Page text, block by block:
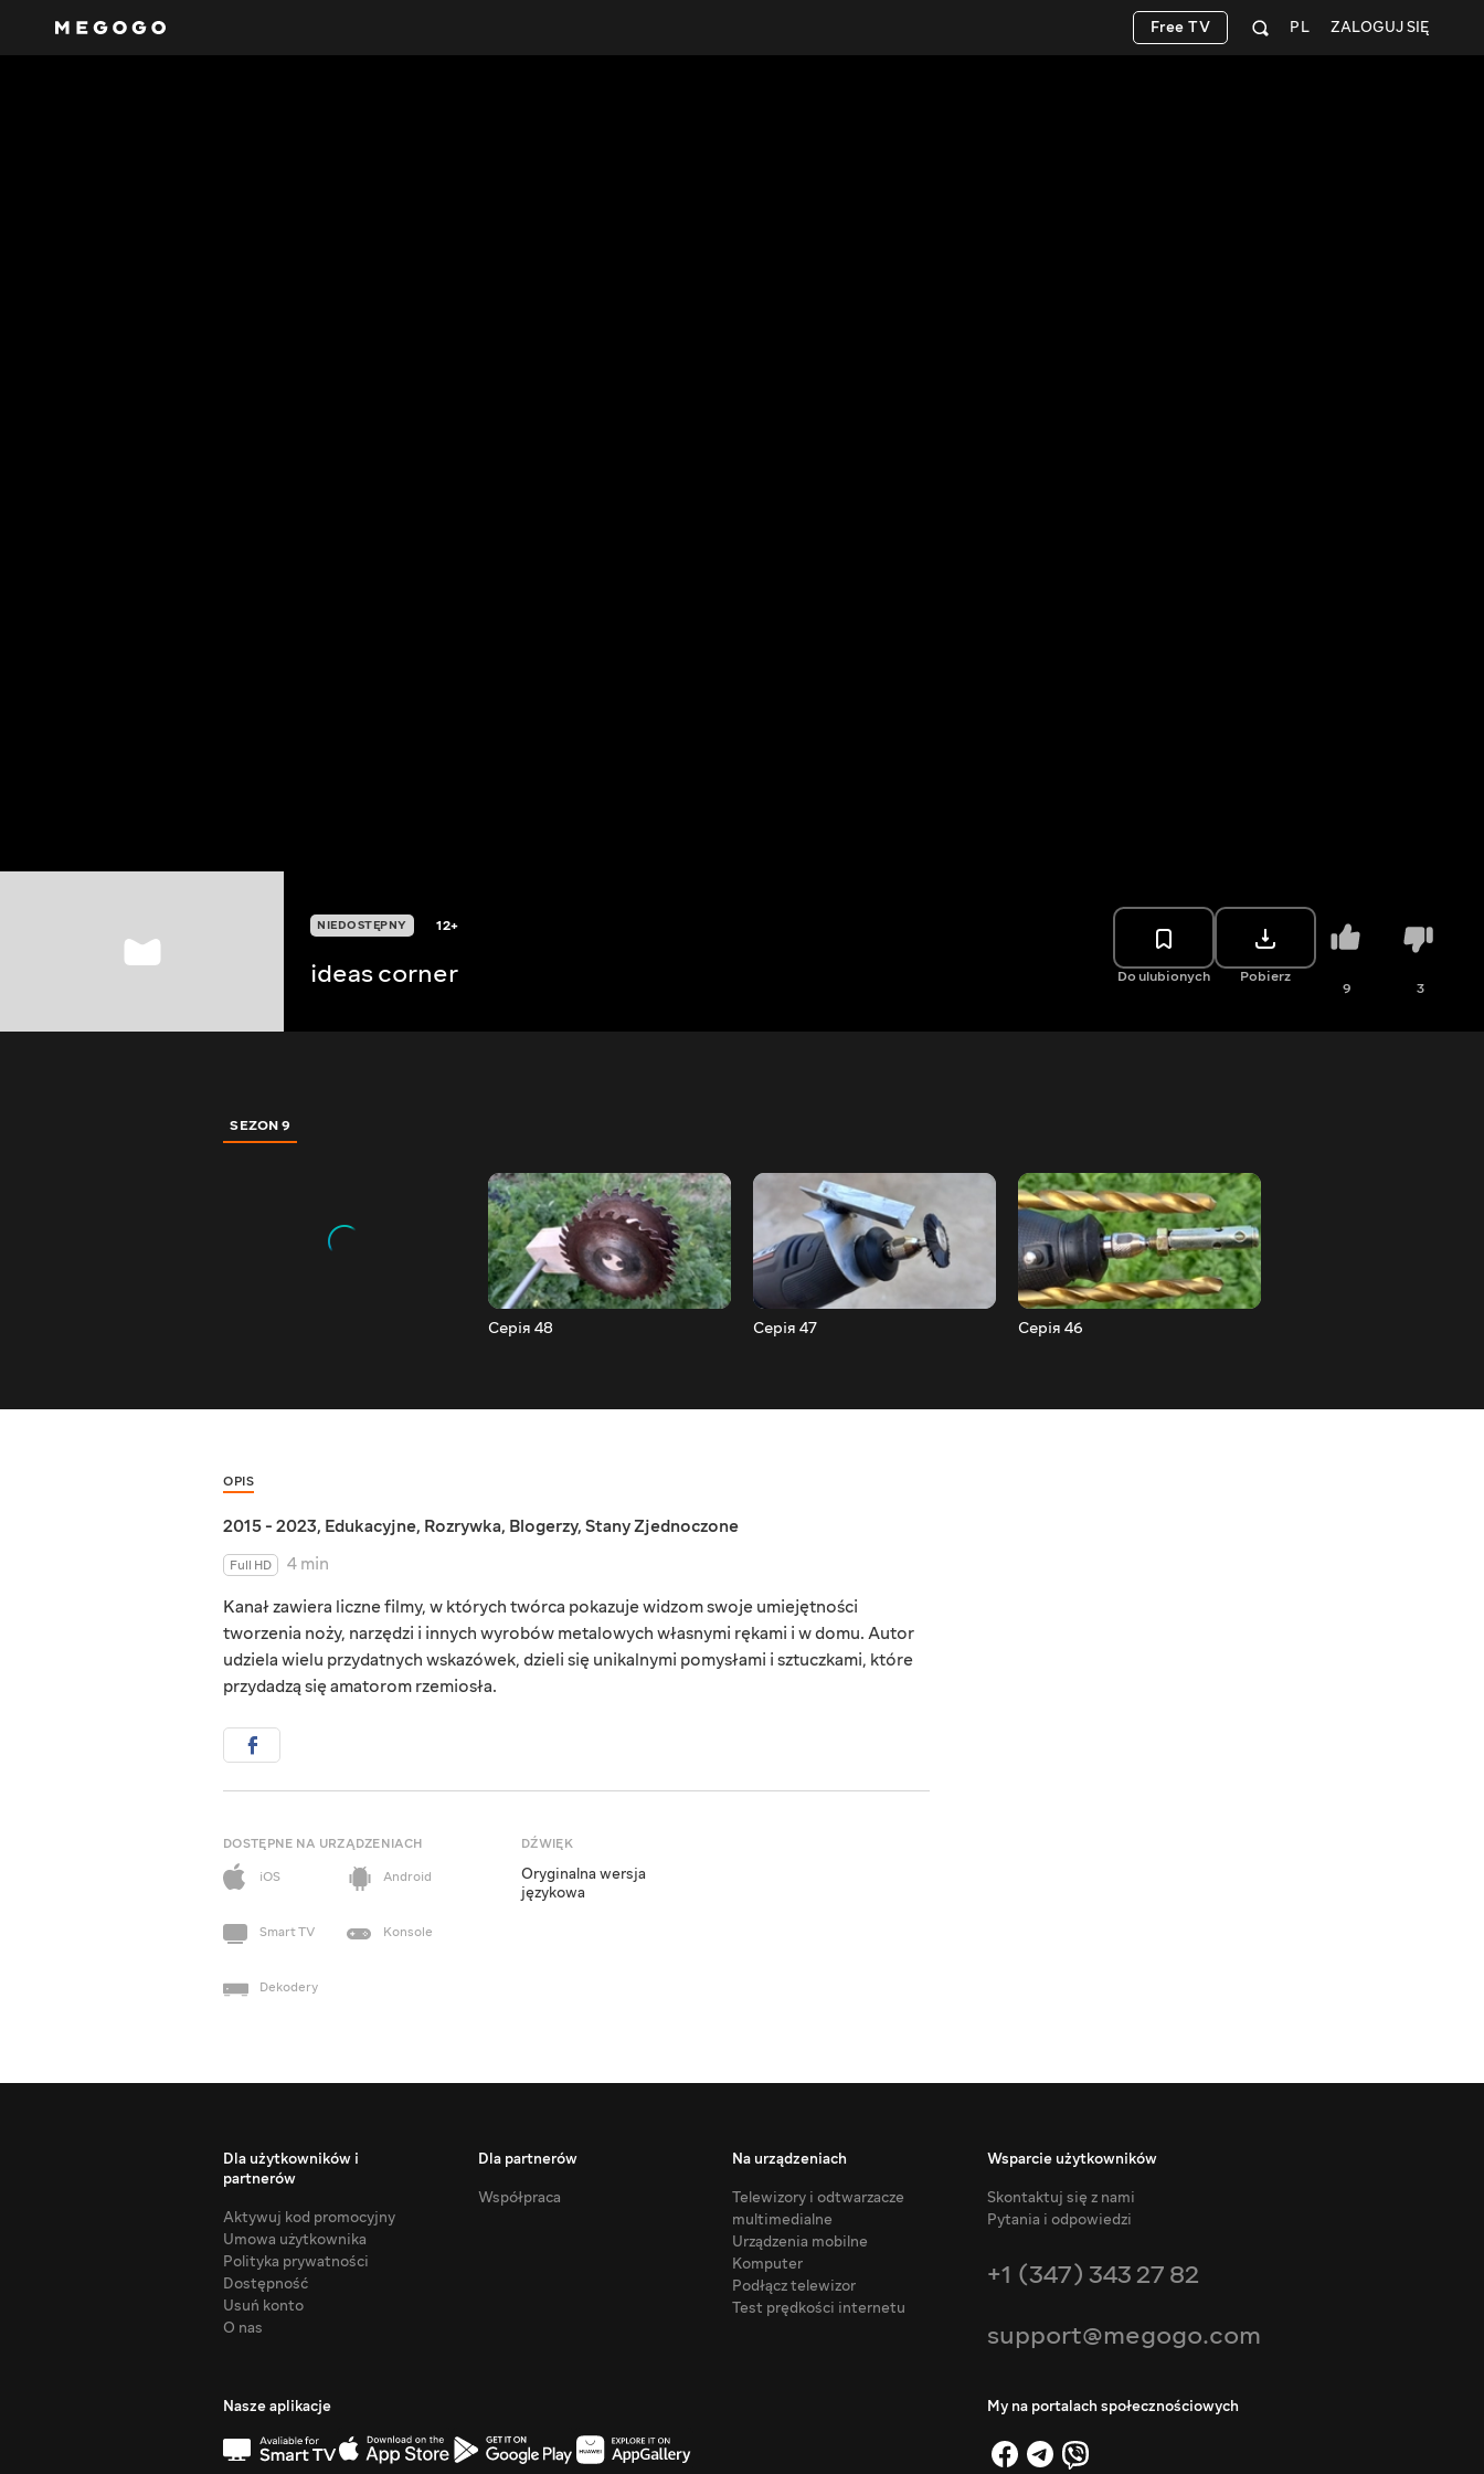
ZALOGUJ SIĘ
PL
Free TV
NIEDOSTĘPNY 12+
ideas corner Do ulubionych Pobierz
9 3
SEZON 9
Серія 48 Серія 47 Серія 46
OPIS
2015 - 2023, Edukacyjne, Rozrywka, Blogerzy, Stany Zjednoczone
Full HD
4 min
Kanał zawiera liczne filmy, w których twórca pokazuje widzom swoje umiejętności
tworzenia noży, narzędzi i innych wyrobów metalowych własnymi rękami i w domu. Autor
udziela wielu przydatnych wskazówek, dzieli się unikalnymi pomysłami i sztuczkami, które
przydadzą się amatorom rzemiosła.
DOSTĘPNE NA URZĄDZENIACH
iOS
Android
Smart TV Konsole
Dekodery
DŹWIĘK
Oryginalna wersja
językowa
Dla użytkowników i
partnerów
Aktywuj kod promocyjny
Umowa użytkownika
Polityka prywatności
Dostępność
Usuń konto
O nas
Dla partnerów
Współpraca
Na urządzeniach
Telewizory i odtwarzacze
multimedialne
Urządzenia mobilne
Komputer
Podłącz telewizor
Test prędkości internetu
Wsparcie użytkowników
Skontaktuj się z nami
Pytania i odpowiedzi
+1 (347) 343 27 82
support@megogo.com
Nasze aplikacje My na portalach społecznościowych